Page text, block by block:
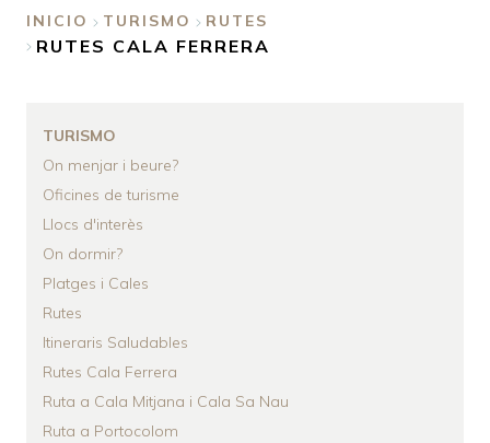
Inicio
Ayuntamiento
Áreas
Municipio
Turismo
SOBRESCRIBIR
DE
AYUDA
A
LA
NAVEGACIÓN
INICIO TURISMO RUTES
RUTES CALA FERRERA
TURISMO
On menjar i beure?
Oficines de turisme
Llocs d'interès
On dormir?
Platges i Cales
Rutes
Itineraris Saludables
Rutes Cala Ferrera
Ruta a Cala Mitjana i Cala Sa Nau
Ruta a Portocolom